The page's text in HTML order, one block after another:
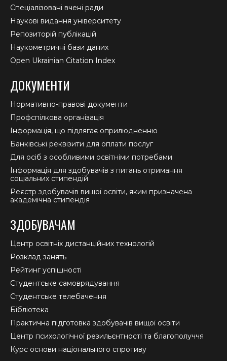
Спеціалізовані вчені ради
Наукові видання університету
Репозиторій публікацій
Наукометричні бази даних
Open Ukrainian Citation Index
ДОКУМЕНТИ
Нормативно-правові документи
Профспілкова організація
Інформація, що підлягає оприлюдненню
Банківські реквізити для оплати послуг
Для осіб з особливими освітніми потребами
Інформація для здобувачів з питань отримання
соціальних стипендій
Реєстр здобувачів вищої освіти, яким призначена
академічна стипендія
ЗДОБУВАЧАМ
Центр освітніх дистанційних технологій
Розклад занять
Рейтинг успішності
Студентське самоврядування
Студентське телебачення
Бібліотека
Практична підготовка здобувачів вищої освіти
Центр психологічної резильєнтності та благополуччя
Курс основи національного спротиву